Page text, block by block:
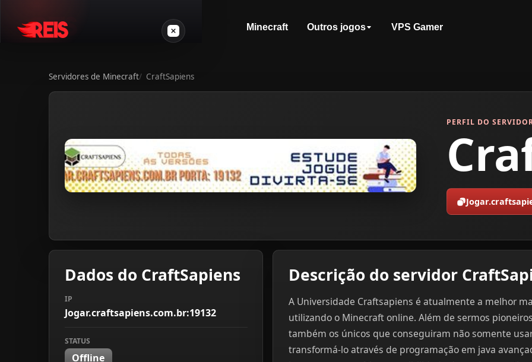
Minecraft Outros jogos VPS Gamer
Minecraft
VPS Gamer
Servidores de Minecraft CraftSapiens
PERFIL DO
Dados do CraftSapiens
IP
Jogar.craftsapiens.com.br:19132
STATUS
Offline
Descrição do servidor
A Universidade Craftsapiens é atualmente a melhor
utilizando o Minecraft online. Além de sermos
também os únicos que conseguiram não somente
transformá-lo através de programação em java